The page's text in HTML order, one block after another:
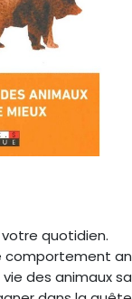
votre quotidien.
comportement
des animaux